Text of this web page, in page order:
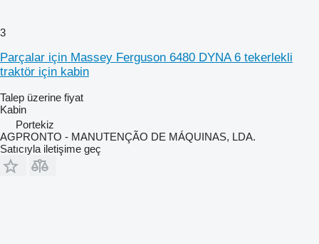
3
Parçalar için Massey Ferguson 6480 DYNA 6 tekerlekli
traktör için kabin
Talep üzerine fiyat
Kabin
Portekiz
AGPRONTO - MANUTENÇÃO DE MÁQUINAS, LDA.
Satıcıyla iletişime geç